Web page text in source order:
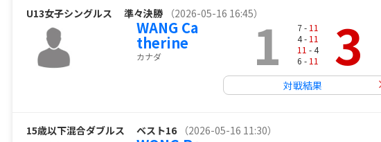
U13女子シングルス 準々決勝 （2026-05-16 16:45）
WANG Ca
therine
カナダ 1 7 - 11
4 - 11
11 - 4
6 - 11 3
対戦結果
15歳以下混合ダブルス ベスト16 （2026-05-16 11:30）